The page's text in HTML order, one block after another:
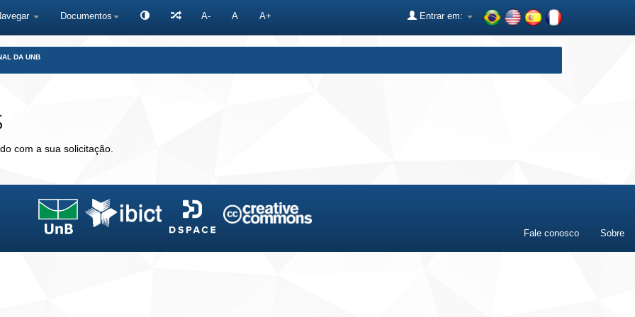
Documentos A- A A+ Entrar em:
DA UNB
com a sua solicitação.
Fale conosco Sobre